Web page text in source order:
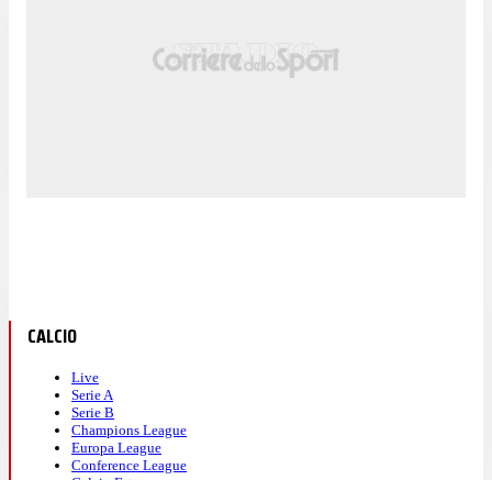
CALCIO
Live
Serie A
Serie B
Champions League
Europa League
Conference League